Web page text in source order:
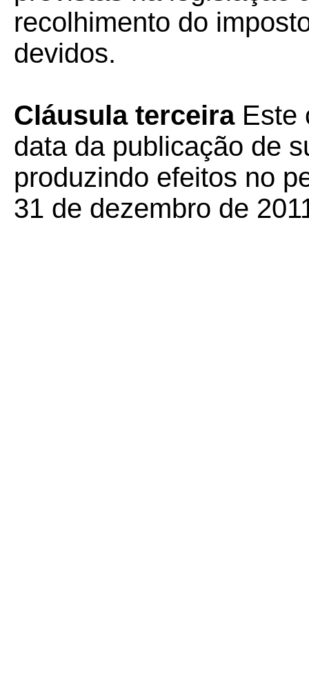
recolhimento do
devidos.
Cláusula terceira Este
data da publicação de
produzindo efeitos no
31 de dezembro de